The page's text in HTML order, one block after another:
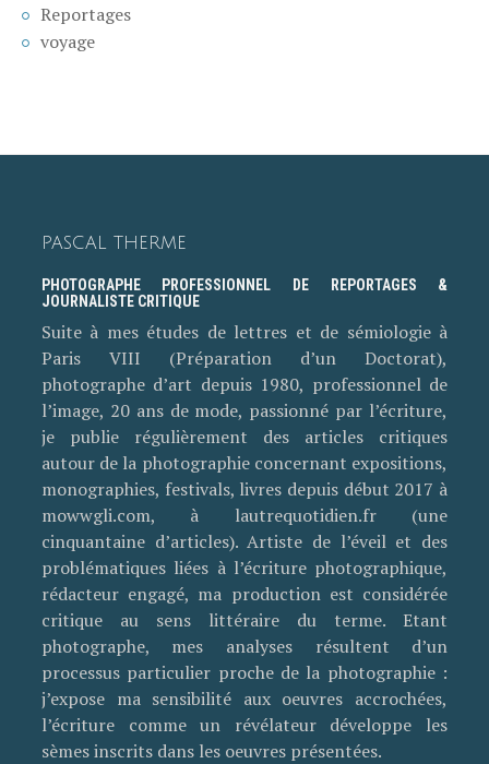
Reportages
voyage
PASCAL THERME
PHOTOGRAPHE PROFESSIONNEL DE REPORTAGES &
JOURNALISTE CRITIQUE
Suite à mes études de lettres et de sémiologie à
Paris VIII (Préparation d’un Doctorat),
photographe d’art depuis 1980, professionnel de
l’image, 20 ans de mode, passionné par l’écriture,
je publie régulièrement des articles critiques
autour de la photographie concernant expositions,
monographies, festivals, livres depuis début 2017 à
mowwgli.com, à lautrequotidien.fr (une
cinquantaine d’articles). Artiste de l’éveil et des
problématiques liées à l’écriture photographique,
rédacteur engagé, ma production est considérée
critique au sens littéraire du terme. Etant
photographe, mes analyses résultent d’un
processus particulier proche de la photographie :
j’expose ma sensibilité aux oeuvres accrochées,
l’écriture comme un révélateur développe les
sèmes inscrits dans les oeuvres présentées.